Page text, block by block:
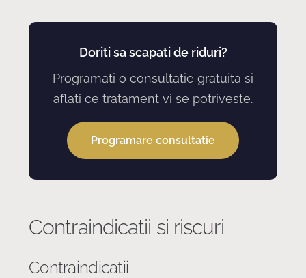
Doriti sa scapati de riduri?
Programati o consultatie gratuita si
aflati ce tratament vi se potriveste.
Programare consultatie
Contraindicatii si riscuri
Contraindicatii